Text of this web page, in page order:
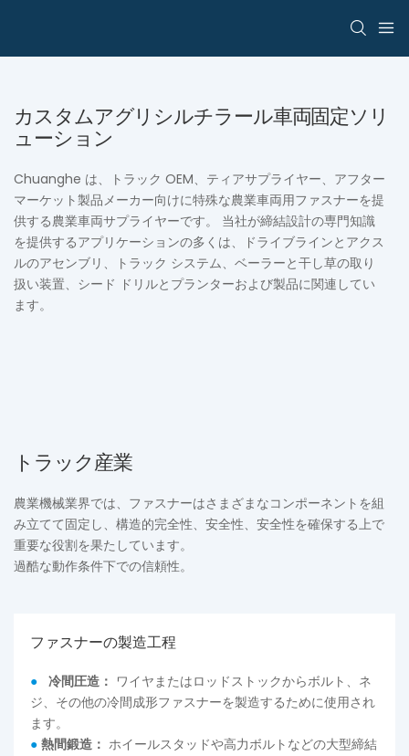
カスタムアグリシルチラール車両固定ソリ
ューション
Chuanghe は、トラック OEM、ティアサプライヤー、アフター
マーケット製品メーカー向けに特殊な農業車両用ファスナーを提
供する農業車両サプライヤーです。 当社が締結設計の専門知識
を提供するアプリケーションの多くは、ドライブラインとアクス
ルのアセンブリ、トラック システム、ベーラーと干し草の取り
扱い装置、シード ドリルとプランターおよび製品に関連してい
ます。
トラック産業
農業機械業界では、ファスナーはさまざまなコンポーネントを組
み立てて固定し、構造的完全性、安全性、安全性を確保する上で
重要な役割を果たしています。
過酷な動作条件下での信頼性。
ファスナーの製造工程
● 冷間圧造： ワイヤまたはロッドストックからボルト、ネ
ジ、その他の冷間成形ファスナーを製造するために使用され
ます。
● 熱間鍛造： ホイールスタッドや高力ボルトなどの大型締結